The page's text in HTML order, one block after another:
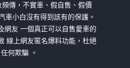
傳，不實車、假自售、假價
車小白沒有得到該有的保護。
網友 一個真正可以自售愛車的
線上網友匿名爆料功能，杜絕
任何欺騙 。